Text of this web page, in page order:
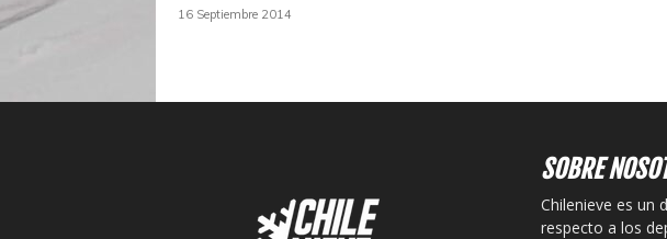
16 Septiembre 2014
SOBRE
Chilenieve es un
respecto a los